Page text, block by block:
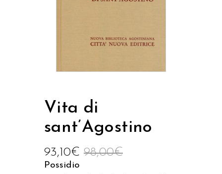
Vita di
sant’Agostino
98,00€
93,10€
Possidio